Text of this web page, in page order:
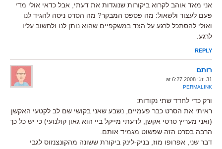
אני מאד אוהב לקרוא ביקורות שנוגדות את דעתי, אבל כדאי אולי מדי
פעם לעצור ולשאול: מה פספס המבקר? מה הסרט ניסה להגיד לנו
ואולי להסתכל לרגע על הצד במשקפיים שהוא נותן לנו ולחשוב עליו
לרגע.
REPLY
רותם
31 יולי 2008 at 6:27
PERMALINK
ורק כדי לחדד שתי נקודות:
ראיתי את הסרט כבר פעמיים, נשבע שאני בקושי שם לב לקטעי האקשן
(ואני מעריץ סרטי אקשן, לדעתי מייקל ביי הוא גאון קולנועי) כי יש כל כך
הרבה בסרט הזה שפשוט מגמיד אותם.
דבר שני, אפרופו מוז, בניק-לינק ביקורת ששונה מהקונצנזוס לגבי